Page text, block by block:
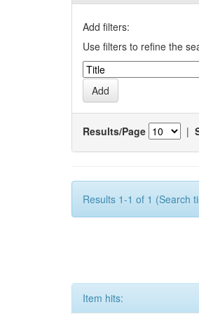
Add filters:
Use filters to refine the
Results/Page |
Results 1-1 of 1 (Search
Item hits: